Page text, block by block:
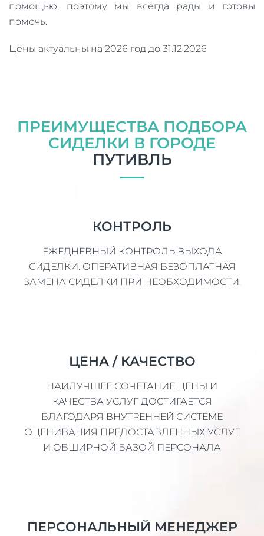
помощью, поэтому мы всегда рады и готовы
помочь.
Цены актуальны на 2026 год до 31.12.2026
ПРЕИМУЩЕСТВА ПОДБОРА
СИДЕЛКИ В ГОРОДЕ
ПУТИВЛЬ
КОНТРОЛЬ
ЕЖЕДНЕВНЫЙ КОНТРОЛЬ ВЫХОДА
СИДЕЛКИ. ОПЕРАТИВНАЯ БЕЗОПЛАТНАЯ
ЗАМЕНА СИДЕЛКИ ПРИ НЕОБХОДИМОСТИ.
ЦЕНА / КАЧЕСТВО
НАИЛУЧШЕЕ СОЧЕТАНИЕ ЦЕНЫ И
КАЧЕСТВА УСЛУГ ДОСТИГАЕТСЯ
БЛАГОДАРЯ ВНУТРЕННЕЙ СИСТЕМЕ
ОЦЕНИВАНИЯ ПРЕДОСТАВЛЕННЫХ УСЛУГ
И ОБШИРНОЙ БАЗОЙ ПЕРСОНАЛА
ПЕРСОНАЛЬНЫЙ МЕНЕДЖЕР